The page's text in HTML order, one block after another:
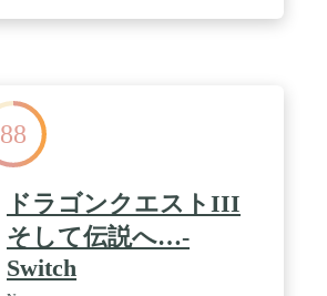
88
ドラゴンクエストIII
そして伝説へ…-
Switch